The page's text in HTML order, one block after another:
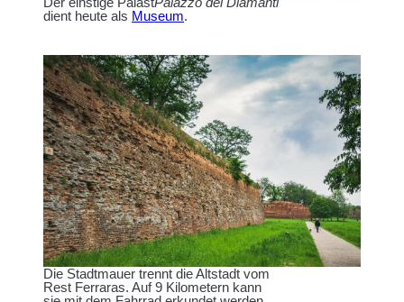
dient heute als Museum.
Die Stadtmauer trennt die Altstadt vom
Rest Ferraras. Auf 9 Kilometern kann